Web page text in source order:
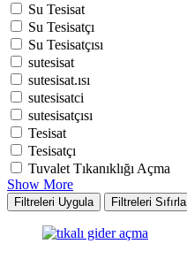
Su Tesisat
Su Tesisatçı
Su Tesisatçısı
sutesisat
sutesisat.ısı
sutesisatci
sutesisatçısı
Tesisat
Tesisatçı
Tuvalet Tıkanıklığı Açma
Show More
Filtreleri Uygula Filtreleri Sıfırla